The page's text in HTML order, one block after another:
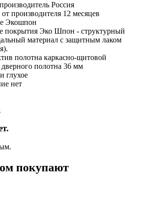
Россия
производителя 12 месяцев
Экошпон
покрытия Эко Шпон - структурный
материал с защитным лаком
полотна каркасно-щитовой
полотна 36 мм
глухое
нет
покупают